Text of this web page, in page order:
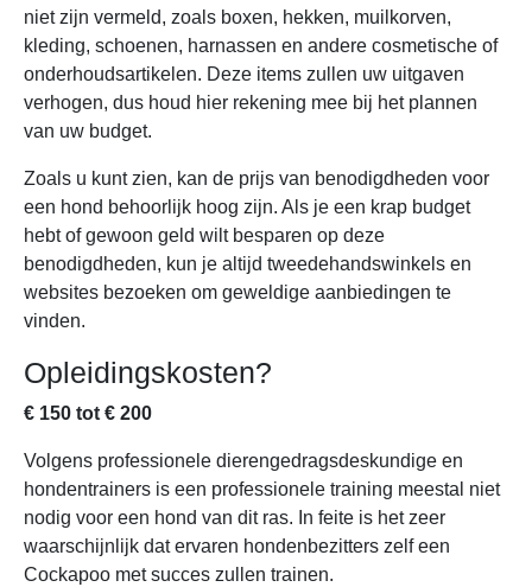
niet zijn vermeld, zoals boxen, hekken, muilkorven,
kleding, schoenen, harnassen en andere cosmetische of
onderhoudsartikelen. Deze items zullen uw uitgaven
verhogen, dus houd hier rekening mee bij het plannen
van uw budget.
Zoals u kunt zien, kan de prijs van benodigdheden voor
een hond behoorlijk hoog zijn. Als je een krap budget
hebt of gewoon geld wilt besparen op deze
benodigdheden, kun je altijd tweedehandswinkels en
websites bezoeken om geweldige aanbiedingen te
vinden.
Opleidingskosten?
€ 150 tot € 200
Volgens professionele dierengedragsdeskundige en
hondentrainers is een professionele training meestal niet
nodig voor een hond van dit ras. In feite is het zeer
waarschijnlijk dat ervaren hondenbezitters zelf een
Cockapoo met succes zullen trainen.